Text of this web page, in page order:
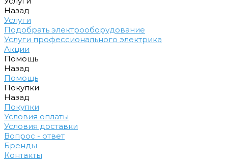
Назад
Услуги
Подобрать электрооборудование
Услуги профессионального электрика
Акции
Помощь
Назад
Помощь
Покупки
Назад
Покупки
Условия оплаты
Условия доставки
Вопрос - ответ
Бренды
Контакты